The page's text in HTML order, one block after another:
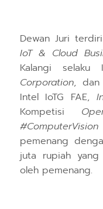
Dewan Juri
IoT & Cloud
Kalangi
Corporation, dan
Intel IoTG FAE,
Kompetisi
#ComputerVision
pemenang
juta rupiah yang
oleh pemenang.